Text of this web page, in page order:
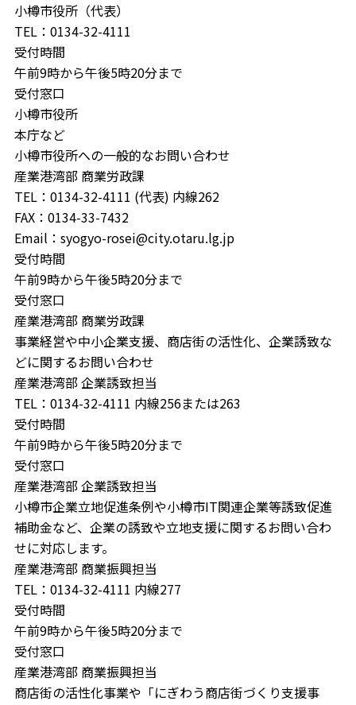
小樽市役所（代表）
TEL：0134-32-4111
受付時間
午前9時から午後5時20分まで
受付窓口
小樽市役所
本庁など
小樽市役所への一般的なお問い合わせ
産業港湾部 商業労政課
TEL：0134-32-4111 (代表) 内線262
FAX：0134-33-7432
Email：syogyo-rosei@city.otaru.lg.jp
受付時間
午前9時から午後5時20分まで
受付窓口
産業港湾部 商業労政課
事業経営や中小企業支援、商店街の活性化、企業誘致な
どに関するお問い合わせ
産業港湾部 企業誘致担当
TEL：0134-32-4111 内線256または263
受付時間
午前9時から午後5時20分まで
受付窓口
産業港湾部 企業誘致担当
小樽市企業立地促進条例や小樽市IT関連企業等誘致促進
補助金など、企業の誘致や立地支援に関するお問い合わ
せに対応します。
産業港湾部 商業振興担当
TEL：0134-32-4111 内線277
受付時間
午前9時から午後5時20分まで
受付窓口
産業港湾部 商業振興担当
商店街の活性化事業や「にぎわう商店街づくり支援事